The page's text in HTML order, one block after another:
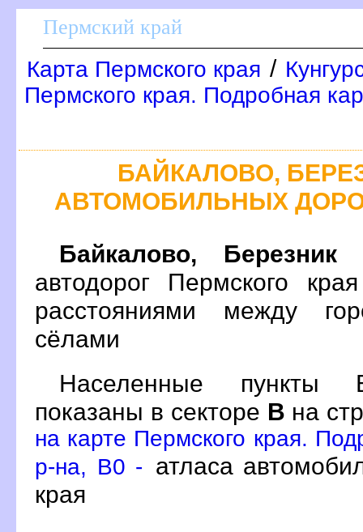
Пермский край
Карта Пермского края /
Пермского края. Подробная
БАЙКАЛОВО,
АВТОМОБИЛЬНЫХ
Байкалово, Березник
автодорог Пермского
расстояниями между
сёлами
Населенные пункты
показаны в секторе
на
на карте Пермского края.
р-на, B0 - атласа
края